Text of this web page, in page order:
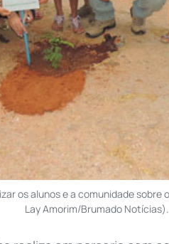
os alunos e a comunidade sobre
Lay Amorim/Brumado Notícias).